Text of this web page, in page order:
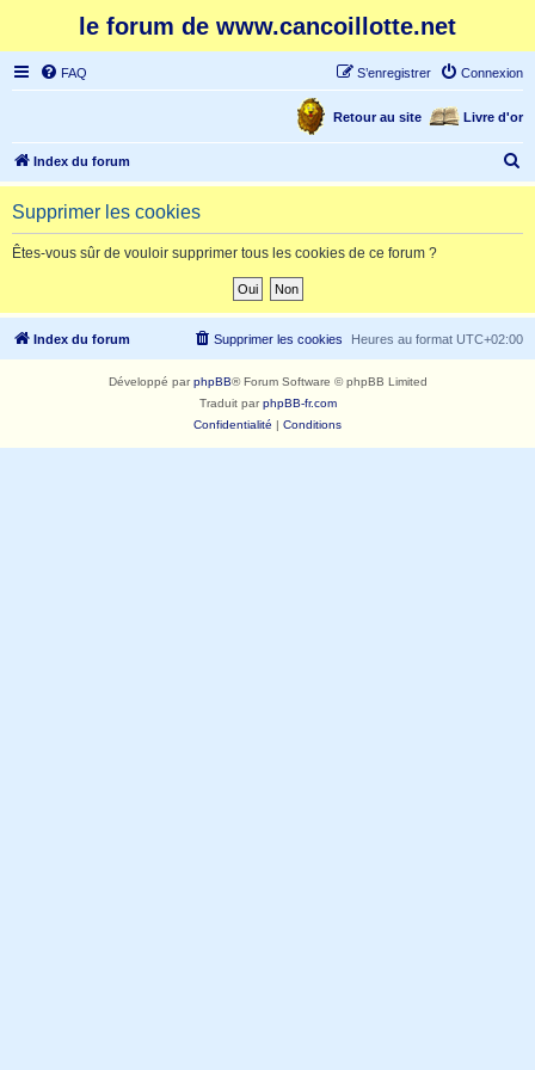
le forum de www.cancoillotte.net
FAQ Connexion
S’enregistrer
Livre d'or
Retour au site
Index du forum
e
h
Supprimer les cookies
Êtes-vous sûr de vouloir supprimer tous les cookies de ce forum ?
Index du forum Heures au format UTC+02:00
Supprimer les cookies
Développé parphpBB® Forum Software © phpBB Limited
Traduit parphpBB-fr.com
Confidentialité | Conditions